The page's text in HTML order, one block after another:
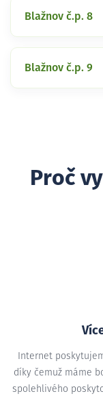
Blažnov č.p. 8
Blažnov č.p. 9
Proč
Internet
díky čemuž máme
spolehlivého